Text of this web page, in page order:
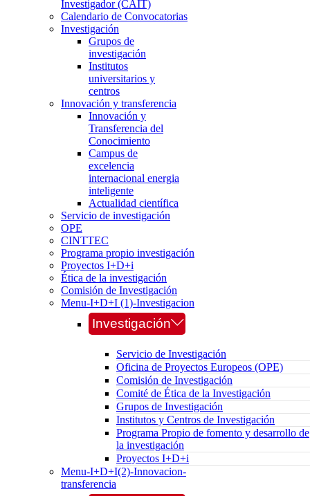
Investigador (CAIT)
Calendario de Convocatorias
Investigación
Grupos de
investigación
Institutos
universitarios y
centros
Innovación y transferencia
Innovación y
Transferencia del
Conocimiento
Campus de
excelencia
internacional energia
inteligente
Actualidad científica
Servicio de investigación
OPE
CINTTEC
Programa propio investigación
Proyectos I+D+i
Ética de la investigación
Comisión de Investigación
Menu-I+D+I (1)-Investigacion
Investigación
Servicio de Investigación
Oficina de Proyectos Europeos (OPE)
Comisión de Investigación
Comité de Ética de la Investigación
Grupos de Investigación
Institutos y Centros de Investigación
Programa Propio de fomento y desarrollo de
la investigación
Proyectos I+D+i
Menu-I+D+I(2)-Innovacion-
transferencia